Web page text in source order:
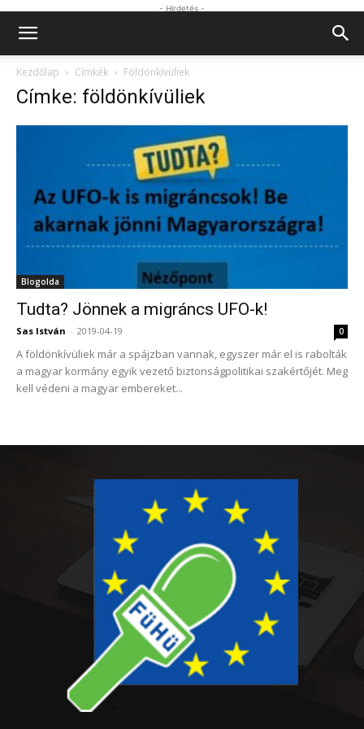
- Hirdetés -
Kezdőlap Címkék Földönkívüliek
Címke: földönkívüliek
Blogolda
Tudta? Jönnek a migráncs UFO-k!
Sas István - 2019-04-19 0
A földönkívüliek már a spájzban vannak, egyszer már el is rabolták
a magyar kormány egyik vezető biztonságpolitikai szakértőjét. Meg
kell védeni a magyar embereket...